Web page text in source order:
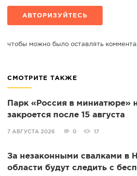
АВТОРИЗУЙТЕСЬ
чтобы можно было оставлять
СМОТРИТЕ ТАКЖЕ
Парк «Россия в миниатюре»
закроется после 15 августа
7 АВГУСТА 2026 0 17
За незаконными свалками в
области будут следить с